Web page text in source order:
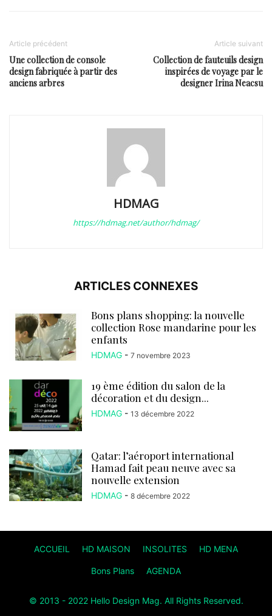
Article précédent
Une collection de console
design fabriquée à partir des
anciens arbres
Article suivant
Collection de fauteuils design
inspirées de voyage par le
designer Irina Neacsu
HDMAG
https://hdmag.net/author/hdmag/
ARTICLES CONNEXES
Bons plans shopping: la nouvelle
collection Rose mandarine pour les
enfants
HDMAG - 7 novembre 2023
19 ème édition du salon de la
décoration et du design...
HDMAG - 13 décembre 2022
Qatar: l’aéroport international
Hamad fait peau neuve avec sa
nouvelle extension
HDMAG - 8 décembre 2022
ACCUEIL HD MAISON INSOLITES HD MENA
Bons Plans AGENDA
© 2013 - 2022 Hello Design Mag. All Rights Reserved.